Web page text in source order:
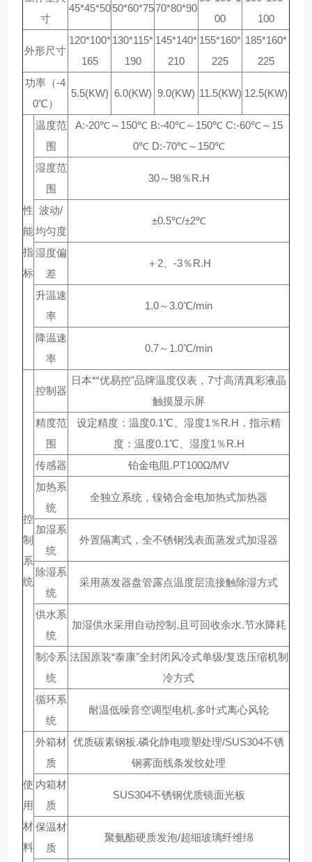
寸
45*45*50 50*60*7570*80*90
00
100
外形尺寸
120*100*
165
130*115*
190
145*140*
210
155*160*
225
185*160*
225
功率（-4
0℃）
5.5(KW) 6.0(KW) 9.0(KW) 11.5(KW) 12.5(KW)
性
能
指
标
温度范
围
A:-20℃～150℃ B:-40℃～150℃ C:-60℃～15
0℃ D:-70℃～150℃
湿度范
围
30～98％R.H
波动/
均匀度
±0.5℃/±2℃
湿度偏
差
＋2、-3％R.H
升温速
率
1.0～3.0℃/min
降温速
率
0.7～1.0℃/min
控
制
系
统
控制器
日本*“优易控"品牌温度仪表，7寸高清真彩液晶
触摸显示屏
精度范
围
设定精度：温度0.1℃、湿度1％R.H，指示精
度：温度0.1℃、湿度1％R.H
传感器
铂金电阻.PT100Ω/MV
加热系
统
全独立系统，镍铬合金电加热式加热器
加湿系
统
外置隔离式，全不锈钢浅表面蒸发式加湿器
除湿系
统
采用蒸发器盘管露点温度层流接触除湿方式
供水系
统
加湿供水采用自动控制.且可回收余水.节水降耗
制冷系
统
法国原装“泰康"全封闭风冷式单级/复迭压缩机制
冷方式
循环系
统
耐温低噪音空调型电机.多叶式离心风轮
使
用
材
料
外箱材
质
优质碳素钢板.磷化静电喷塑处理/SUS304不锈
钢雾面线条发纹处理
内箱材
质
SUS304不锈钢优质镜面光板
保温材
质
聚氨酯硬质发泡/超细玻璃纤维绵